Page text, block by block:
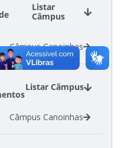
Listar
Câmpus
Câmpus Canoinhas
Listar Câmpus
Câmpus Canoinhas